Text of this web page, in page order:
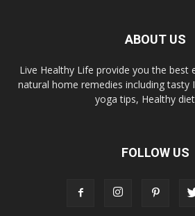
ABOUT US
Live Healthy Life provide you the best
natural home remedies including tasty
yoga tips, Healthy
FOLLOW US